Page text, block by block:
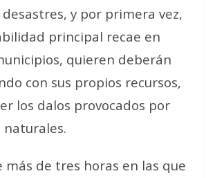
y por primera vez,
principal recae en
quieren deberán
con sus propios recursos,
los dalos provocados por
más de tres horas en las que